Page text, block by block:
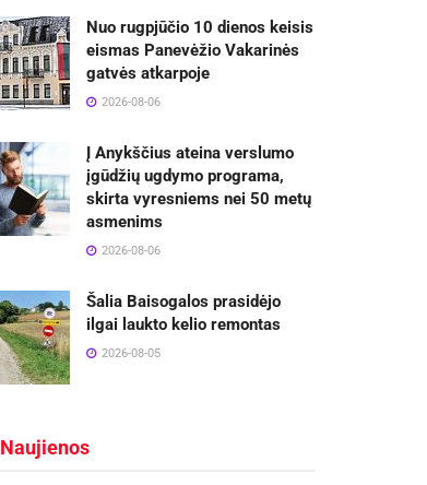
Nuo rugpjūčio 10 dienos keisis
eismas Panevėžio Vakarinės
gatvės atkarpoje
2026-08-06
Į Anykščius ateina verslumo
įgūdžių ugdymo programa,
skirta vyresniems nei 50 metų
asmenims
2026-08-06
Šalia Baisogalos prasidėjo
ilgai laukto kelio remontas
2026-08-05
Naujienos